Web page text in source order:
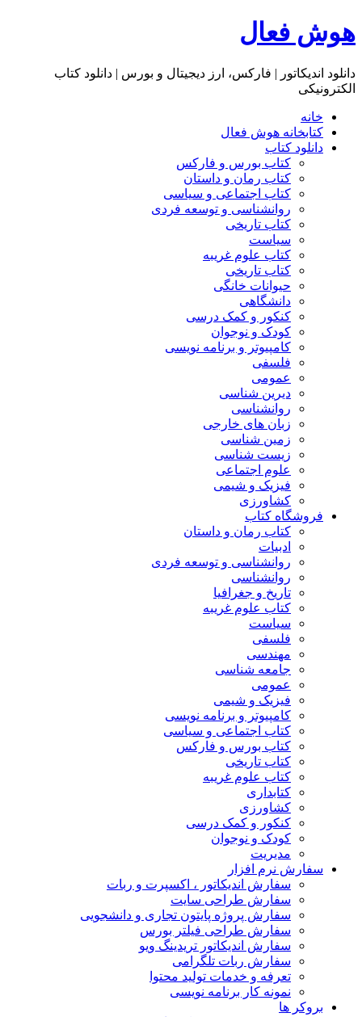
هوش فعال
دانلود اندیکاتور | فارکس، ارز دیجیتال و بورس | دانلود کتاب
الکترونیکی
خانه
کتابخانه هوش فعال
دانلود کتاب
کتاب بورس و فارکس
کتاب رمان و داستان
کتاب اجتماعی و سیاسی
روانشناسی و توسعه فردی
کتاب تاریخی
سیاست
کتاب علوم غریبه
کتاب تاریخی
حیوانات خانگی
دانشگاهی
کنکور و کمک‌ درسی
کودک و نوجوان
کامپیوتر و برنامه نویسی
فلسفی
عمومی
دیرین شناسی
روانشناسی
زبان های خارجی
زمین شناسی
زیست شناسی
علوم اجتماعی
فیزیک و شیمی
کشاورزی
فروشگاه کتاب
کتاب رمان و داستان
ادبیات
روانشناسی و توسعه فردی
روانشناسی
تاریخ و جغرافیا
کتاب علوم غریبه
سیاست
فلسفی
مهندسی
جامعه شناسی
عمومی
فیزیک و شیمی
کامپیوتر و برنامه نویسی
کتاب اجتماعی و سیاسی
کتاب بورس و فارکس
کتاب تاریخی
کتاب علوم غریبه
کتابداری
کشاورزی
کنکور و کمک‌ درسی
کودک و نوجوان
مدیریت
سفارش نرم افزار
سفارش اندیکاتور ، اکسپرت و ربات
سفارش طراحی سایت
سفارش پروژه پایتون تجاری و دانشجویی
سفارش طراحی فیلتر بورس
سفارش اندیکاتور تریدینگ ویو
سفارش ربات تلگرامی
تعرفه و خدمات تولید محتوا
نمونه کار برنامه نویسی
بروکر ها